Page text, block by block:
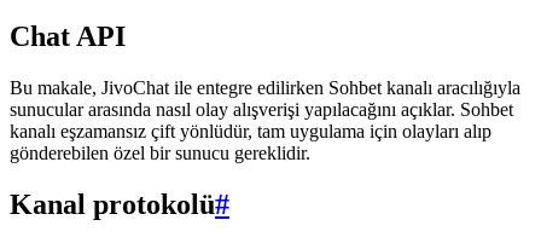
Chat API
Bu makale, JivoChat ile entegre edilirken Sohbet kanalı aracılığıyla
sunucular arasında nasıl olay alışverişi yapılacağını açıklar. Sohbet
kanalı eşzamansız çift yönlüdür, tam uygulama için olayları alıp
gönderebilen özel bir sunucu gereklidir.
Kanal protokolü#